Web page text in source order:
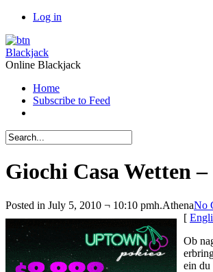
Log in
Blackjack
Online Blackjack
Home
Subscribe to Feed
Giochi Casa Wetten
Posted in July 5, 2010 ¬ 10:10 pmh.AthenaNo
[
Ob
ein du